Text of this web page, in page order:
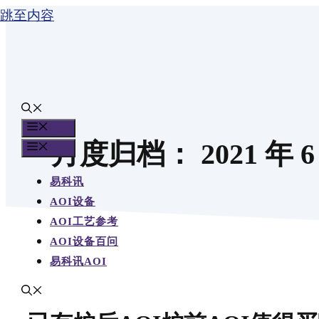
跳至内容
易科讯
AOI设备
AOI工艺参考
AOI设备百问
易科讯AOI
月度归档： 2021 年